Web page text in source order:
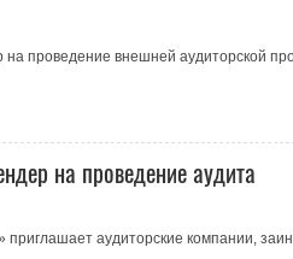
проведение внешней аудиторской
на проведение аудита
аудиторские компании,